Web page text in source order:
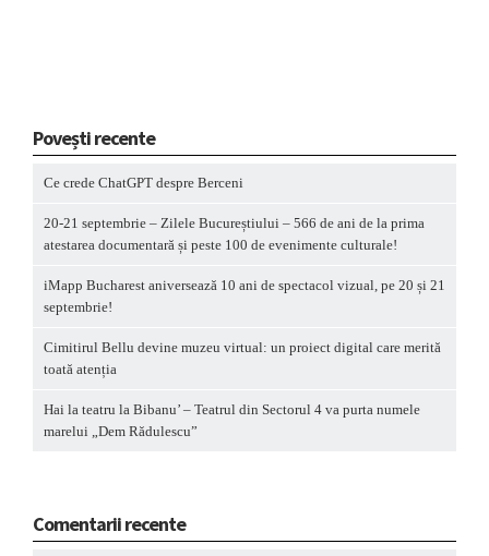
Povești recente
Ce crede ChatGPT despre Berceni
20-21 septembrie – Zilele Bucureștiului – 566 de ani de la prima
atestarea documentară și peste 100 de evenimente culturale!
iMapp Bucharest aniversează 10 ani de spectacol vizual, pe 20 și 21
septembrie!
Cimitirul Bellu devine muzeu virtual: un proiect digital care merită
toată atenția
Hai la teatru la Bibanu’ – Teatrul din Sectorul 4 va purta numele
marelui „Dem Rădulescu”
Comentarii recente